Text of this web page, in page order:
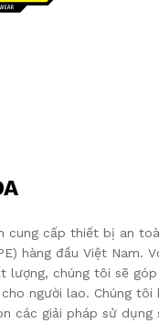
cung cấp thiết bị an
hàng đầu Việt Nam.
lượng, chúng tôi sẽ
người lao. Chúng tôi
các giải pháp sử dụng